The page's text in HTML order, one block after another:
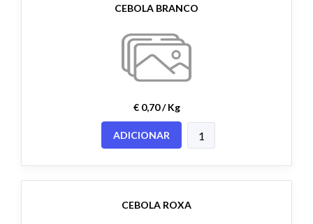
CEBOLA BRANCO
€ 0,70 / Kg
ADICIONAR
CEBOLA ROXA